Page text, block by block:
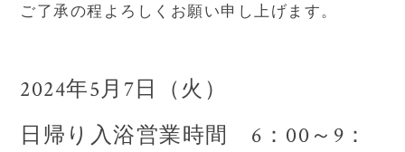
ご了承の程よろしくお願い申し上げます。
2024年5月7日（火）
日帰り入浴営業時間 6：00～9：